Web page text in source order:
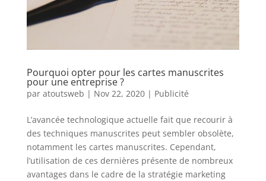
Pourquoi opter pour les cartes manuscrites
pour une entreprise ?
par atoutsweb | Nov 22, 2020| Publicité
L’avancée technologique actuelle fait que recourir à
des techniques manuscrites peut sembler obsolète,
notamment les cartes manuscrites. Cependant,
l’utilisation de ces dernières présente de nombreux
avantages dans le cadre de la stratégie marketing